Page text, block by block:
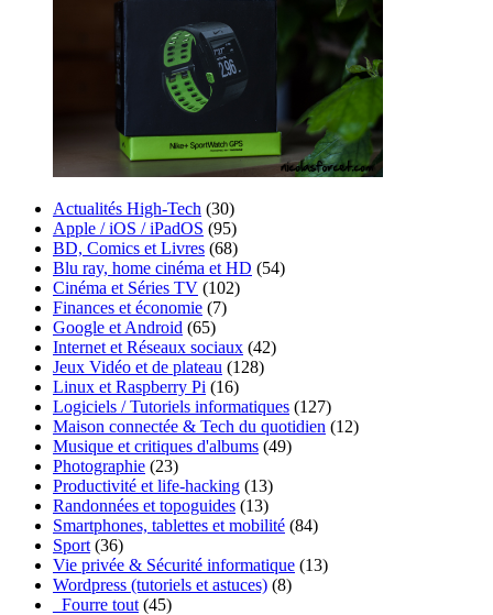
Actualités High-Tech (30)
Apple / iOS / iPadOS (95)
BD, Comics et Livres (68)
Blu ray, home cinéma et HD (54)
Cinéma et Séries TV (102)
Finances et économie (7)
Google et Android (65)
Internet et Réseaux sociaux (42)
Jeux Vidéo et de plateau (128)
Linux et Raspberry Pi (16)
Logiciels / Tutoriels informatiques (127)
Maison connectée & Tech du quotidien (12)
Musique et critiques d'albums (49)
Photographie (23)
Productivité et life-hacking (13)
Randonnées et topoguides (13)
Smartphones, tablettes et mobilité (84)
Sport (36)
Vie privée & Sécurité informatique (13)
Wordpress (tutoriels et astuces) (8)
_Fourre tout (45)